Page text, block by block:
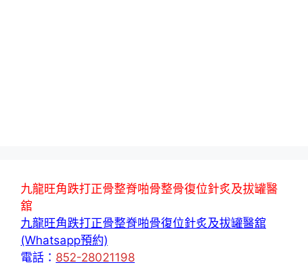
九龍旺角跌打正骨整脊啪骨整骨復位針炙及拔罐醫
舘
九龍旺角跌打正骨整脊啪骨復位針炙及拔罐醫舘
(Whatsapp預約)
電話： 852-28021198